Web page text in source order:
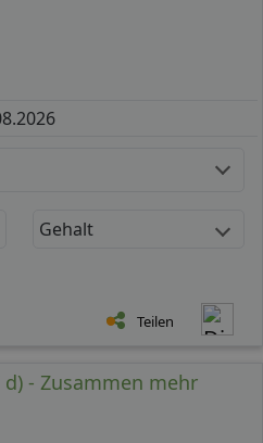
Gehalt
Teilen
- Zusammen mehr